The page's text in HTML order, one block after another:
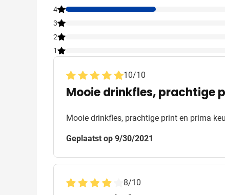
4
3
2
1
10/10
Mooie drinkfles, prachtige
Mooie drinkfles, prachtige print en prima
Geplaatst op 9/30/2021
8/10